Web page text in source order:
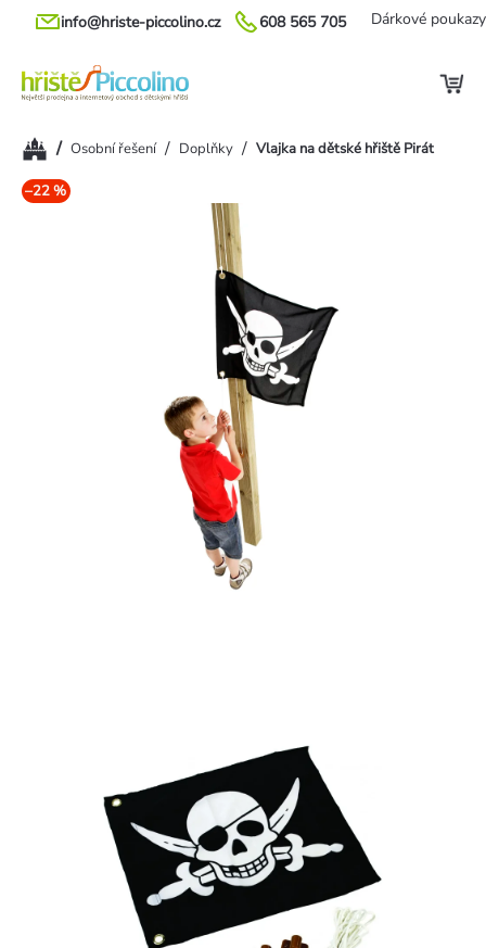
Přejít
608 565 705
info@hriste-piccolino.cz Dárkové poukazy
Domů/ Osobní řešení / Doplňky / Vlajka na dětské hřiště Pirát
–22 %